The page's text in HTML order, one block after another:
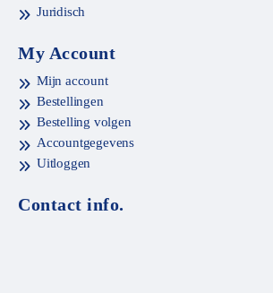
Juridisch
My Account
Mijn account
Bestellingen
Bestelling volgen
Accountgegevens
Uitloggen
Contact info.